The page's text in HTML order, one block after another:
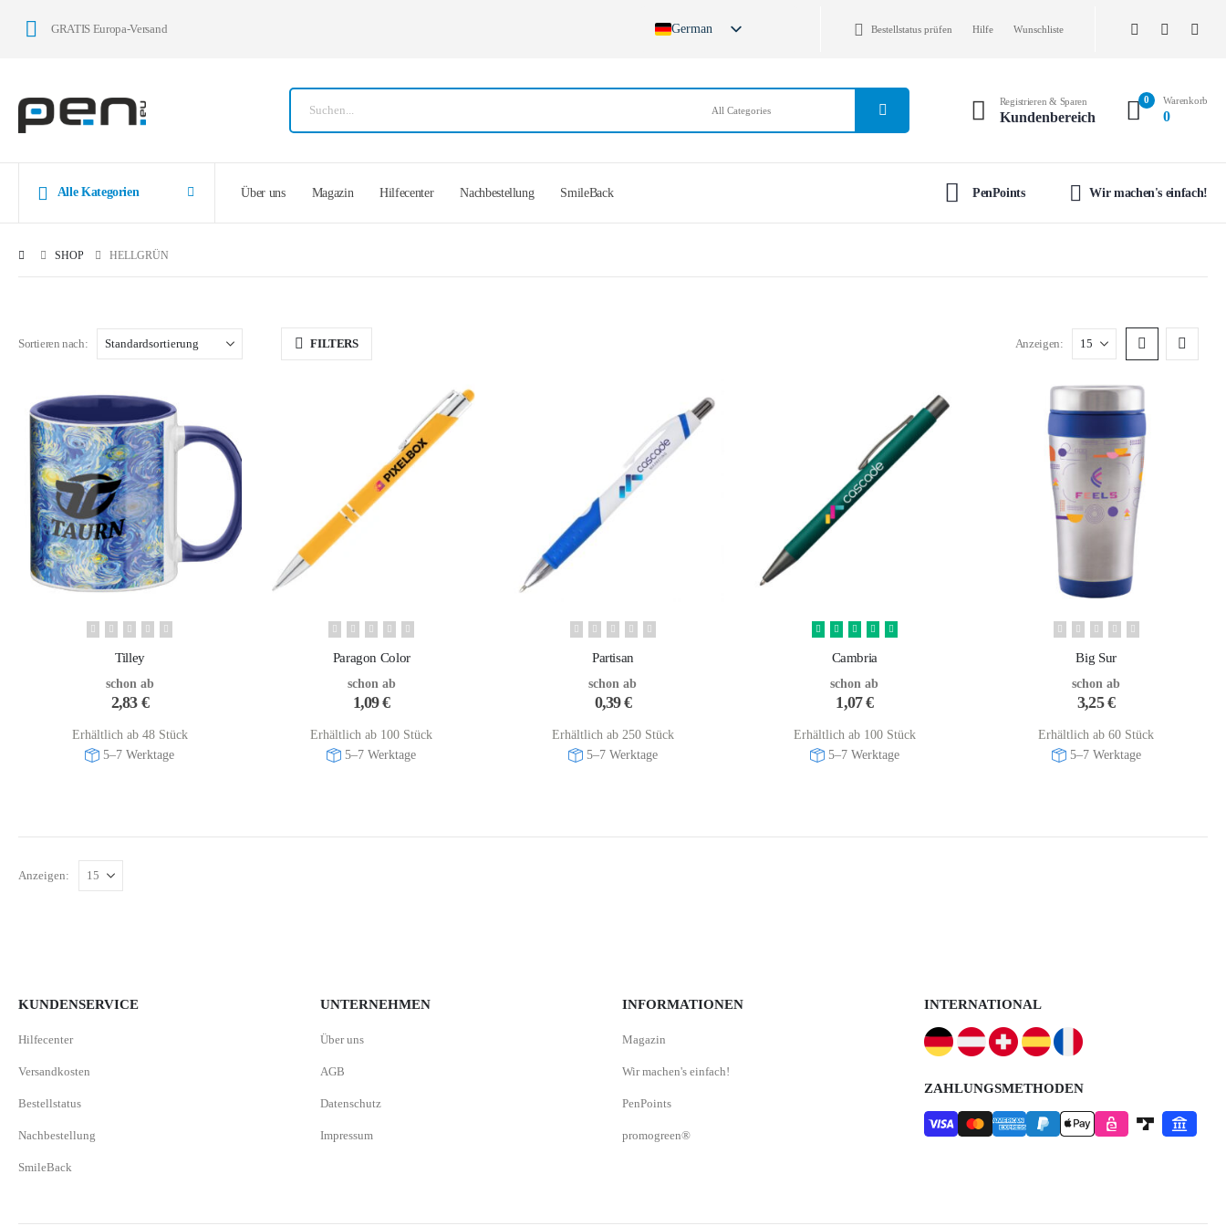
GRATIS Europa-Versand
German
Spanish
Bestellstatus prüfen Hilfe Wunschliste
Registrieren & Sparen
Kundenbereich
0 Warenkorb
0
Alle Kategorien Über uns Magazin Hilfecenter Nachbestellung SmileBack PenPoints Wir machen's einfach!
SHOP HELLGRÜN
Sortieren nach: FILTERS Anzeigen:
Tilley
schon ab
2,83 €
Erhältlich ab 48 Stück
5–7 Werktage
Paragon Color
schon ab
1,09€
Erhältlich ab 100 Stück
5–7 Werktage
Partisan
schon ab
0,39€
Erhältlich ab 250 Stück
5–7 Werktage
Cambria
schon ab
1,07€
Erhältlich ab 100 Stück
5–7 Werktage
Big Sur
schon ab
3,25€
Erhältlich ab 60 Stück
5–7 Werktage
Anzeigen:
KUNDENSERVICE
Hilfecenter
Versandkosten
Bestellstatus
Nachbestellung
SmileBack
UNTERNEHMEN
Über uns
AGB
Datenschutz
Impressum
INFORMATIONEN
Magazin
Wir machen's einfach!
PenPoints
promogreen®
INTERNATIONAL
ZAHLUNGSMETHODEN